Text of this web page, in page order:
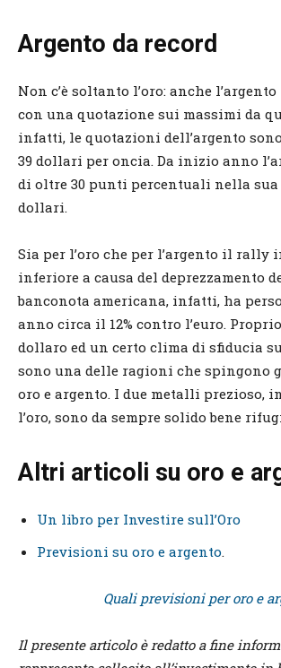
Argento da record
Non c’è soltanto l’oro: anche
con una quotazione sui massimi da
infatti, le quotazioni dell’argento
39 dollari per oncia. Da inizio anno
di oltre 30 punti percentuali nella
dollari.
Sia per l’oro che per l’argento il rally
inferiore a causa del deprezzamento
banconota americana, infatti, ha
anno circa il 12% contro l’euro.
dollaro ed un certo clima di sfiducia
sono una delle ragioni che spingono
oro e argento. I due metalli prezioso,
l’oro, sono da sempre solido bene
Altri articoli su oro e
Un libro per Investire sull’Oro
Previsioni su oro e argento.
Quali previsioni per oro e
Il presente articolo è redatto a fine